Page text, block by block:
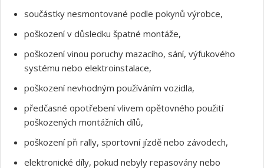
součástky nesmontované podle pokynů výrobce,
poškození v důsledku špatné montáže,
poškození vinou poruchy mazacího, sání, výfukového
systému nebo elektroinstalace,
poškození nevhodným používáním vozidla,
předčasné opotřebení vlivem opětovného použití
poškozených montážních dílů,
poškození při rally, sportovní jízdě nebo závodech,
elektronické díly, pokud nebyly repasovány nebo